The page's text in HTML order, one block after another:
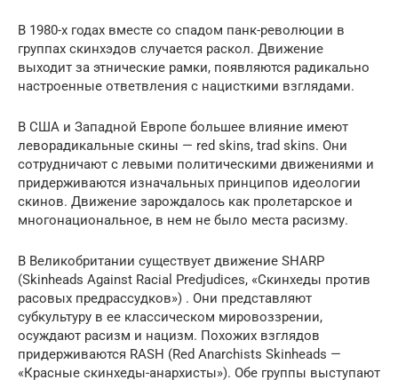
В 1980-х годах вместе со спадом панк-революции в
группах скинхэдов случается раскол. Движение
выходит за этнические рамки, появляются радикально
настроенные ответвления с нацисткими взглядами.
В США и Западной Европе большее влияние имеют
леворадикальные скины — red skins, trad skins. Они
сотрудничают с левыми политическими движениями и
придерживаются изначальных принципов идеологии
скинов. Движение зарождалось как пролетарское и
многонациональное, в нем не было места расизму.
В Великобритании существует движение SHARP
(Skinheads Against Racial Predjudices, «Скинхеды против
расовых предрассудков») . Они представляют
субкультуру в ее классическом мировоззрении,
осуждают расизм и нацизм. Похожих взглядов
придерживаются RASH (Red Anarchists Skinheads —
«Красные скинхеды-анархисты»). Обе группы выступают